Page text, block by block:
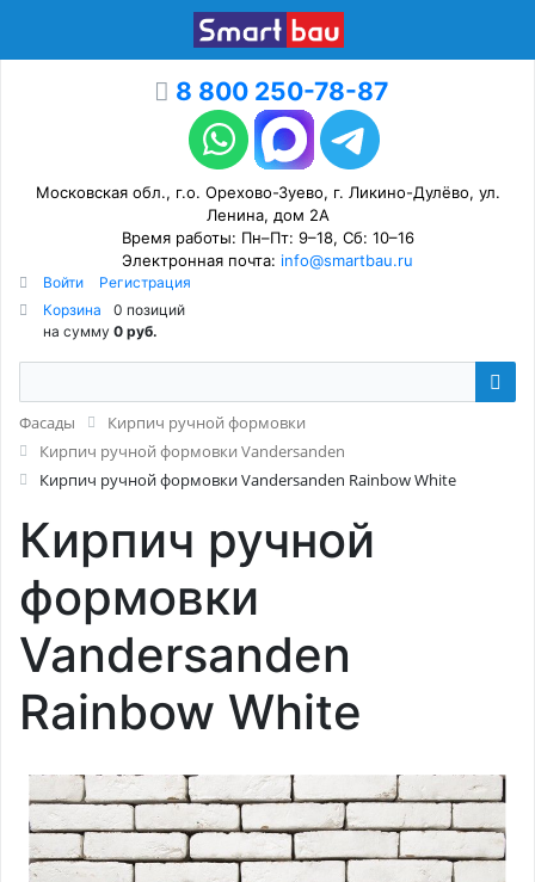
8 800 250-78-87
Московская обл., г.о. Орехово-Зуево, г. Ликино-Дулёво, ул.
Ленина, дом 2А
Время работы: Пн–Пт: 9–18, Сб: 10–16
Электронная почта: info@smartbau.ru
Войти
Регистрация
Корзина
0 позиций
на сумму 0 руб.
Фасады
Кирпич ручной формовки
Кирпич ручной формовки Vandersanden
Кирпич ручной формовки Vandersanden Rainbow White
Кирпич ручной
формовки
Vandersanden
Rainbow White